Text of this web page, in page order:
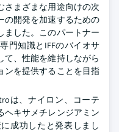
さまざまな用途向けの次
の開発を加速するための
ました。このパートナー
門知識とIFFのバイオサ
て、性能を維持しながら
ンを提供することを目指
は、ナイロン、コーテ
ヘキサメチレンジアミン
成功したと発表しまし